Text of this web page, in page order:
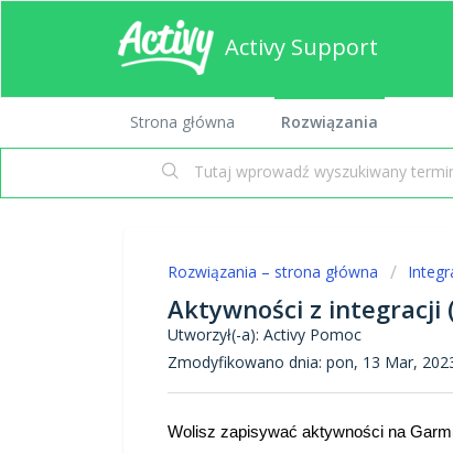
Activy Support
Strona główna Rozwiązania
Rozwiązania – strona główna
Aktywności z integracji
Utworzył(-a): Activy Pomoc
Zmodyfikowano dnia: pon, 13 Mar,
Wolisz zapisywać aktywności na